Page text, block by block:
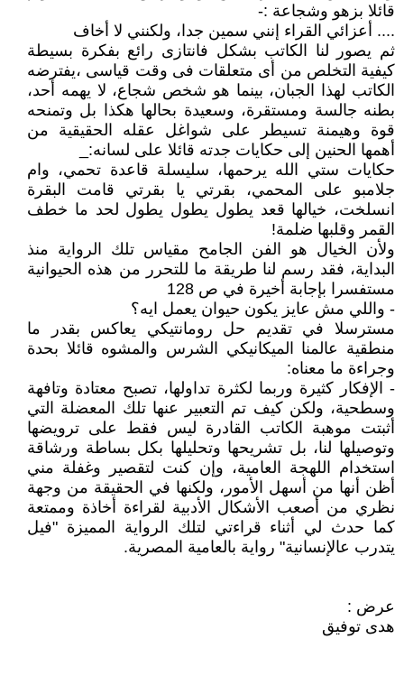
قائلا بزهو وشجاعة :-
.... أعزائي القراء إنني سمين جدا، ولكنني لا أخاف
ثم يصور لنا الكاتب بشكل فانتازى رائع بفكرة بسيطة
كيفية التخلص من أى متعلقات فى وقت قياسى ،يفترضه
الكاتب لهذا الجبان، بينما هو شخص شجاع، لا يهمه أحد،
بطنه جالسة ومستقرة، وسعيدة بحالها هكذا بل وتمنحه
قوة وهيمنة تسيطر على شواغل عقله الحقيقية من
أهمها الحنين إلى حكايات جدته قائلا على لسانه:_
حكايات ستي الله يرحمها، سليسلة قاعدة تحمي، وام
جلامبو على المحمي، بقرتي يا بقرتي قامت البقرة
انسلخت، خيالها قعد يطول يطول يطول لحد ما خطف
القمر وقلبها ضلمة!
ولأن الخيال هو الفن الجامح مقياس تلك الرواية منذ
البداية، فقد رسم لنا طريقة ما للتحرر من هذه الحيوانية
مستفسرا بإجابة أخيرة في ص 128
- واللي مش عايز يكون حيوان يعمل ايه؟
مسترسلا في تقديم حل رومانتيكي يعاكس بقدر ما
منطقية عالمنا الميكانيكي الشرس والمشوه قائلا بحدة
وجراءة ما معناه:
- الإفكار كثيرة وربما لكثرة تداولها، تصبح معتادة وتافهة
وسطحية، ولكن كيف تم التعبير عنها تلك المعضلة التي
أثبتت موهبة الكاتب القادرة ليس فقط على ترويضها
وتوصيلها لنا، بل تشريحها وتحليلها بكل بساطة ورشاقة
استخدام اللهجة العامية، وإن كنت لتقصير وغفلة مني
أظن أنها من أسهل الأمور، ولكنها في الحقيقة من وجهة
نظري من أصعب الأشكال الأدبية لقراءة أخاذة وممتعة
كما حدث لي أثناء قراءتي لتلك الرواية المميزة "فيل
يتدرب عالإنسانية" رواية بالعامية المصرية.
عرض :
هدى توفيق